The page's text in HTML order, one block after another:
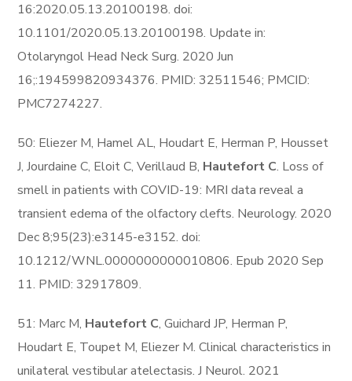
16:2020.05.13.20100198. doi:
10.1101/2020.05.13.20100198. Update in:
Otolaryngol Head Neck Surg. 2020 Jun
16;:194599820934376. PMID: 32511546; PMCID:
PMC7274227.
50: Eliezer M, Hamel AL, Houdart E, Herman P, Housset
J, Jourdaine C, Eloit C, Verillaud B, Hautefort C. Loss of
smell in patients with COVID-19: MRI data reveal a
transient edema of the olfactory clefts. Neurology. 2020
Dec 8;95(23):e3145-e3152. doi:
10.1212/WNL.0000000000010806. Epub 2020 Sep
11. PMID: 32917809.
51: Marc M, Hautefort C, Guichard JP, Herman P,
Houdart E, Toupet M, Eliezer M. Clinical characteristics in
unilateral vestibular atelectasis. J Neurol. 2021